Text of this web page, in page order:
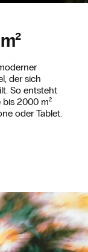
der sich
So entsteht
bis 2000 m²
oder Tablet.